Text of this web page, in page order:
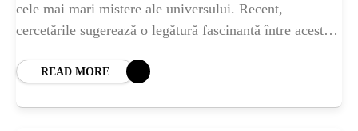
cele mai mari mistere ale universului. Recent,
cercetările sugerează o legătură fascinantă între aceste
READ MORE